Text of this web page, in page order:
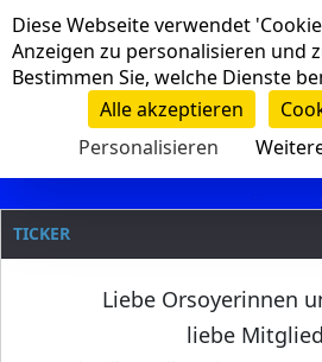
Navigation
Clanname
TICKER
Liebe Orsoyerinnen
liebe
Cookie-Einstellungen
Diese Webseite verwendet
Anzeigen zu personalisieren und
Bestimmen Sie, welche Dienste
Alle akzeptieren
Personalisieren